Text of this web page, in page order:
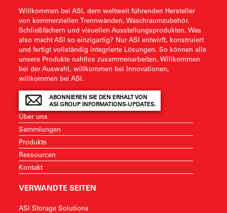
Willkommen bei ASI, dem weltweit führenden Hersteller
von kommerziellen Trennwänden, Waschraumzubehör,
Schließfächern und visuellen Ausstellungsprodukten. Was
also macht ASI so einzigartig? Nur ASI entwirft, konstruiert
und fertigt vollständig integrierte Lösungen. So können alle
unsere Produkte nahtlos zusammenarbeiten. Willkommen
bei der Auswahl, willkommen bei Innovationen,
willkommen bei ASI.
ABONNIEREN SIE DEN ERHALT VON
ASI GROUP INFORMATIONS-UPDATES.
Über uns
Sammlungen
Produkte
Ressourcen
Kontakt
VERWANDTE SEITEN
ASI Storage Solutions